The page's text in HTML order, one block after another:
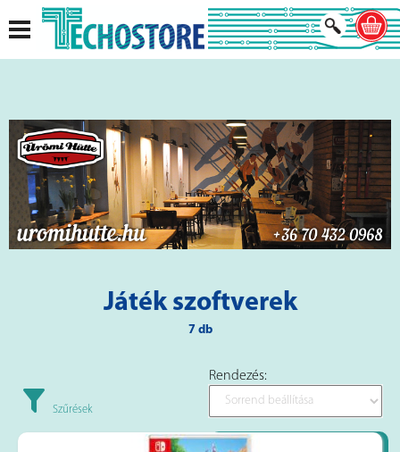
Játék szoftverek
7 db
Szűrések
Rendezés:
Loyality Partner